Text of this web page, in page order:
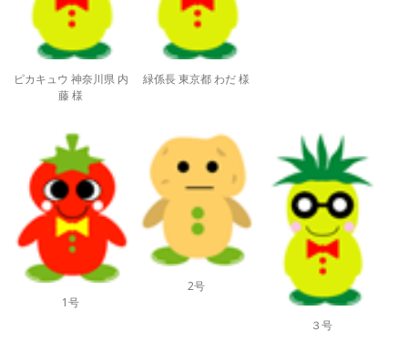
ピカキュウ 神奈川県 内
藤 様
緑係長 東京都 わだ 様
1号
2号
３号